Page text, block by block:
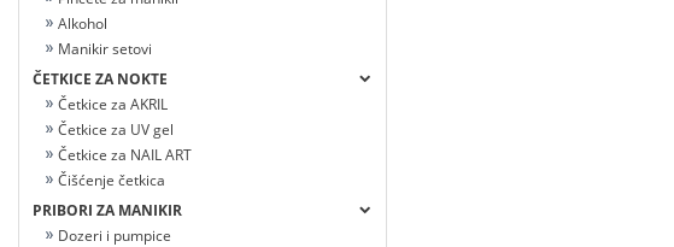
Alkohol
Manikir setovi
ČETKICE ZA NOKTE
Četkice za AKRIL
Četkice za UV gel
Četkice za NAIL ART
Čišćenje četkica
PRIBORI ZA MANIKIR
Dozeri i pumpice